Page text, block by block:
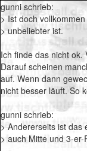
gunni schrieb:
> Ist doch
> unbeliebter ist.
Ich finde das nicht
Darauf scheinen
auf. Wenn dann
nicht besser läuft. So
gunni schrieb:
> Andererseits ist das
> auch Mitte und 3-